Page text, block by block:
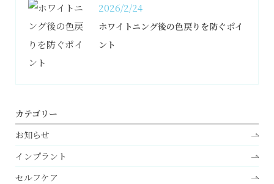
2026/2/24
ホワイトニング後の色戻りを防ぐポイ
ント
カテゴリー
お知らせ
インプラント
セルフケア